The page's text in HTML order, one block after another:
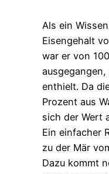
Als ein
Eisengehalt
war er von
enthielt. Da
Prozent aus
sich der Wert
Ein einfacher
zu der Mär
Dazu kommt